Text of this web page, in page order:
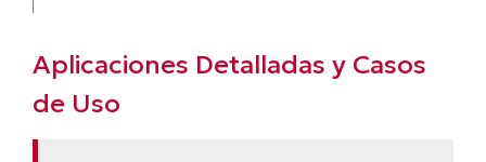
Aplicaciones Detalladas y Casos
de Uso